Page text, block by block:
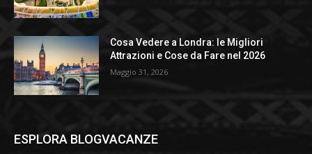
Cosa Vedere a Londra: le Migliori
Attrazioni e Cose da Fare nel 2026
Maggio 31, 2026
ESPLORA BLOGVACANZE